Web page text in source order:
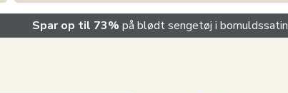
Spar op til 73% på blødt sengetøj i bomuldssatin